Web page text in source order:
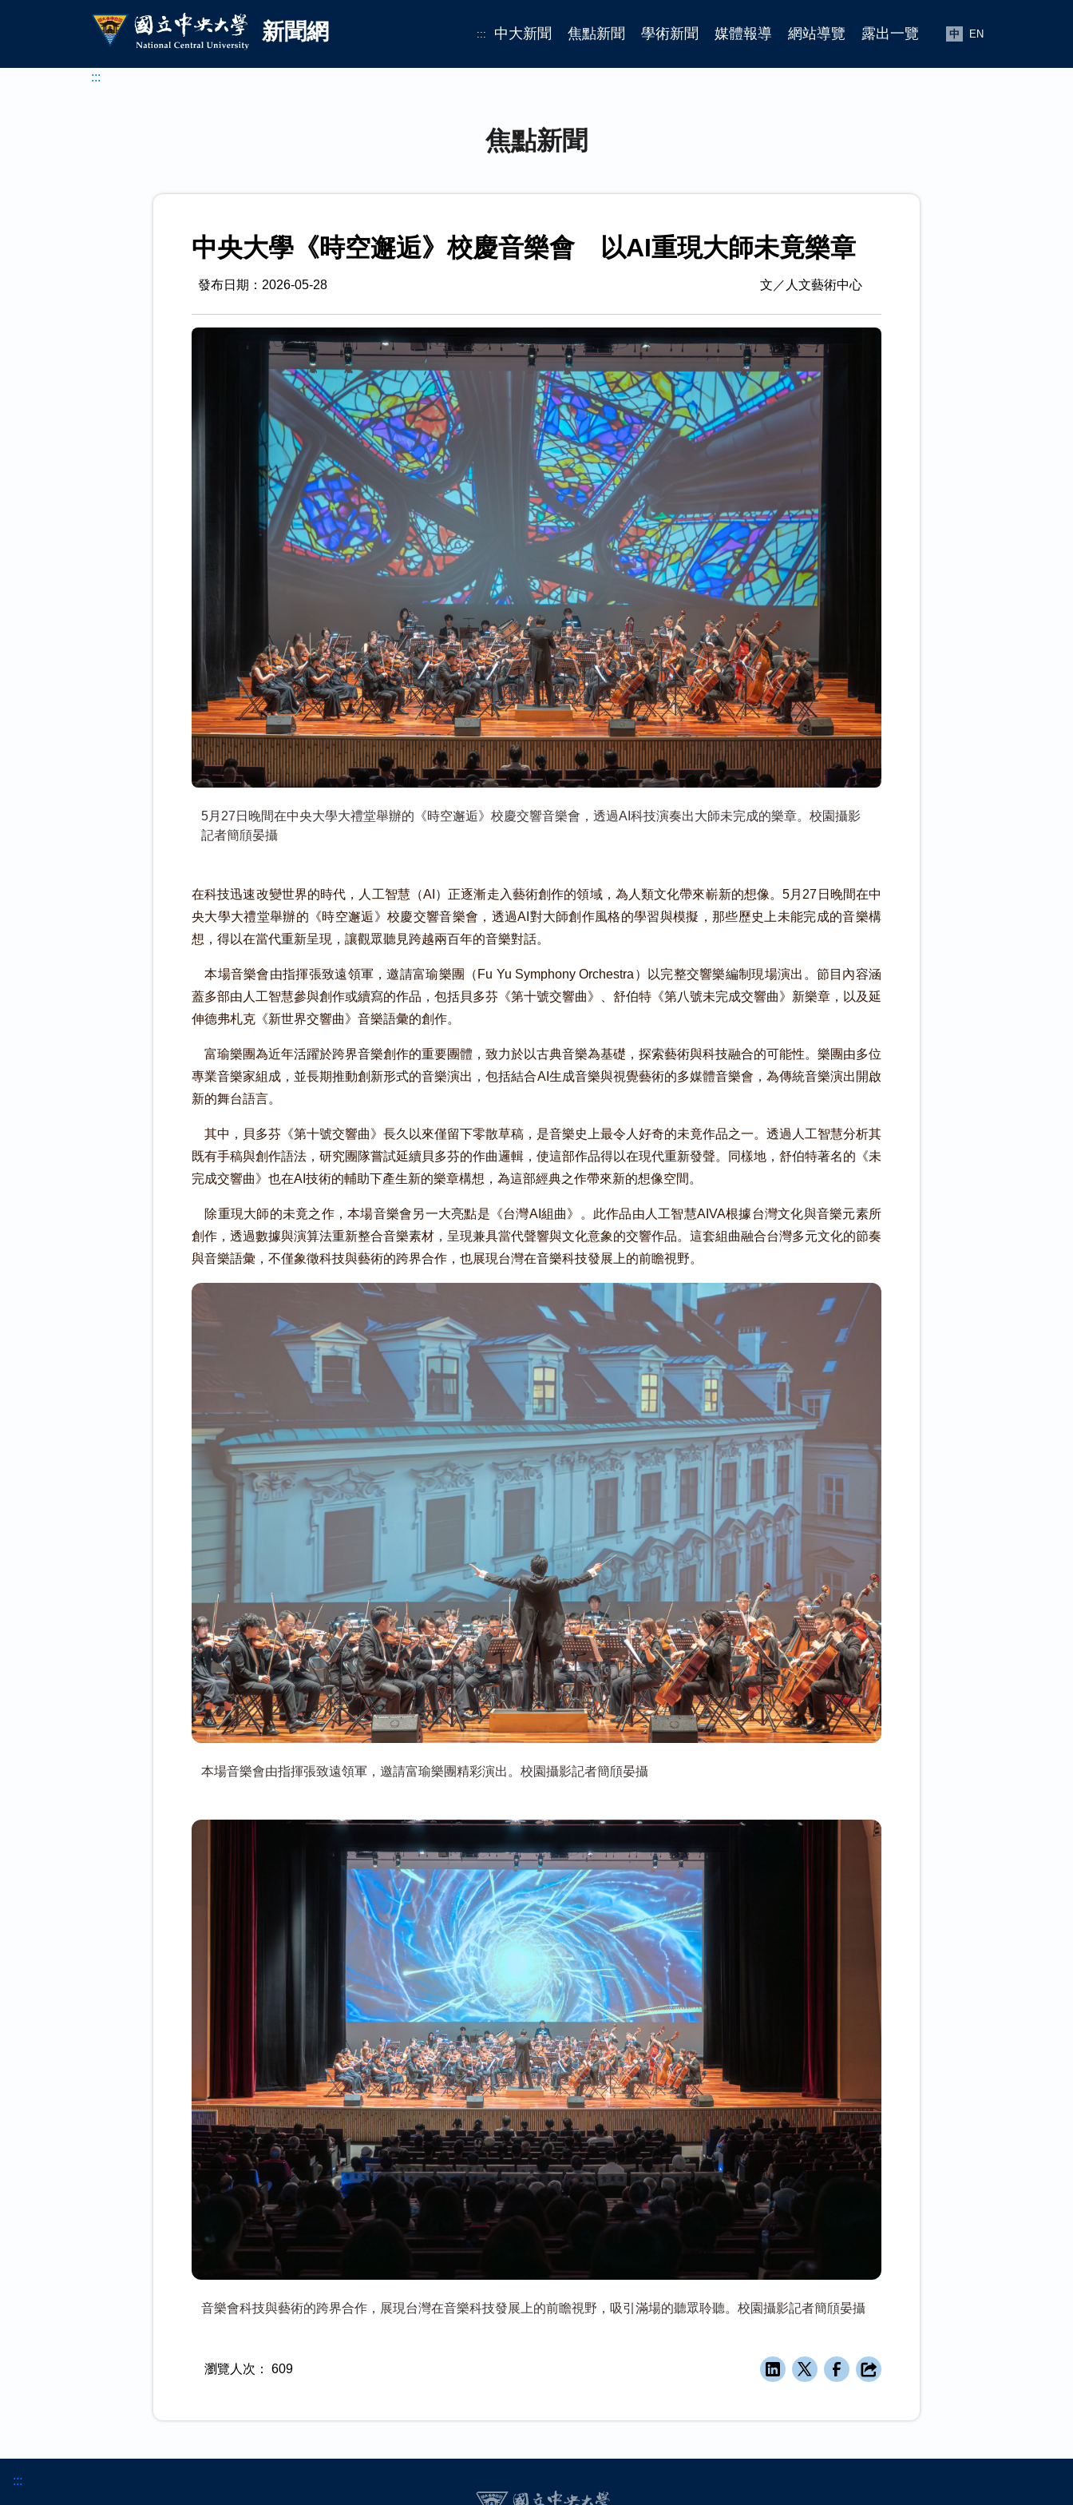
國立中央大學新聞網新聞網 ::: 中大新聞 焦點新聞 學術新聞 媒體報導 網站導覽 露出一覽 中 EN
:::
焦點新聞
中央大學《時空邂逅》校慶音樂會 以AI重現大師未竟樂章
發布日期：2026-05-28 文／人文藝術中心
5月27日晚間在中央大學大禮堂舉辦的《時空邂逅》校慶交響音樂會，透過AI科技演奏出大師未完成的樂章。校園攝影
記者簡頎晏攝
在科技迅速改變世界的時代，人工智慧（AI）正逐漸走入藝術創作的領域，為人類文化帶來嶄新的想像。5月27日晚間在中
央大學大禮堂舉辦的《時空邂逅》校慶交響音樂會，透過AI對大師創作風格的學習與模擬，那些歷史上未能完成的音樂構
想，得以在當代重新呈現，讓觀眾聽見跨越兩百年的音樂對話。
本場音樂會由指揮張致遠領軍，邀請富瑜樂團（Fu Yu Symphony Orchestra）以完整交響樂編制現場演出。節目內容涵
蓋多部由人工智慧參與創作或續寫的作品，包括貝多芬《第十號交響曲》、舒伯特《第八號未完成交響曲》新樂章，以及延
伸德弗札克《新世界交響曲》音樂語彙的創作。
富瑜樂團為近年活躍於跨界音樂創作的重要團體，致力於以古典音樂為基礎，探索藝術與科技融合的可能性。樂團由多位
專業音樂家組成，並長期推動創新形式的音樂演出，包括結合AI生成音樂與視覺藝術的多媒體音樂會，為傳統音樂演出開啟
新的舞台語言。
其中，貝多芬《第十號交響曲》長久以來僅留下零散草稿，是音樂史上最令人好奇的未竟作品之一。透過人工智慧分析其
既有手稿與創作語法，研究團隊嘗試延續貝多芬的作曲邏輯，使這部作品得以在現代重新發聲。同樣地，舒伯特著名的《未
完成交響曲》也在AI技術的輔助下產生新的樂章構想，為這部經典之作帶來新的想像空間。
除重現大師的未竟之作，本場音樂會另一大亮點是《台灣AI組曲》。此作品由人工智慧AIVA根據台灣文化與音樂元素所
創作，透過數據與演算法重新整合音樂素材，呈現兼具當代聲響與文化意象的交響作品。這套組曲融合台灣多元文化的節奏
與音樂語彙，不僅象徵科技與藝術的跨界合作，也展現台灣在音樂科技發展上的前瞻視野。
本場音樂會由指揮張致遠領軍，邀請富瑜樂團精彩演出。校園攝影記者簡頎晏攝
音樂會科技與藝術的跨界合作，展現台灣在音樂科技發展上的前瞻視野，吸引滿場的聽眾聆聽。校園攝影記者簡頎晏攝
瀏覽人次： 609
:::